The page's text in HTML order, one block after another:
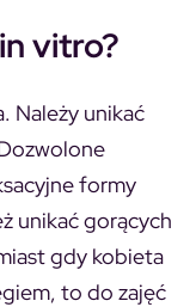
vitro?
Należy unikać
formy
unikać gorących
gdy kobieta
to do zajęć